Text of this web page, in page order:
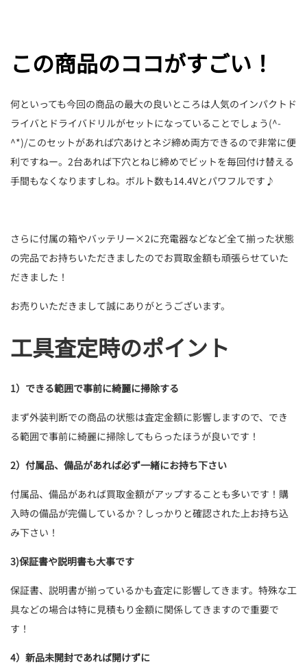
この商品のココがすごい！
何といっても今回の商品の最大の良いところは人気のインパクトド
ライバとドライバドリルがセットになっていることでしょう(^-
^*)/このセットがあれば穴あけとネジ締め両方できるので非常に便
利ですねー。2台あれば下穴とねじ締めでビットを毎回付け替える
手間もなくなりますしね。ボルト数も14.4Vとパワフルです♪
さらに付属の箱やバッテリー×2に充電器などなど全て揃った状態
の完品でお持ちいただきましたのでお買取金額も頑張らせていた
だきました！
お売りいただきまして誠にありがとうございます。
工具査定時のポイント
1）できる範囲で事前に綺麗に掃除する
まず外装判断での商品の状態は査定金額に影響しますので、でき
る範囲で事前に綺麗に掃除してもらったほうが良いです！
2）付属品、備品があれば必ず一緒にお持ち下さい
付属品、備品があれば買取金額がアップすることも多いです！購
入時の備品が完備しているか？しっかりと確認された上お持ち込
み下さい！
3)保証書や説明書も大事です
保証書、説明書が揃っているかも査定に影響してきます。特殊な工
具などの場合は特に見積もり金額に関係してきますので重要で
す！
4）新品未開封であれば開けずに